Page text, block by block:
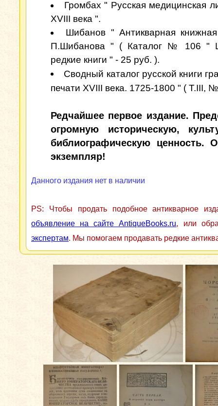
Громбах " Русская медицинская
XVIII века ".
Шибанов " Антикварная книжная
П.Шибанова " ( Каталог № 106 "
редкие книги " - 25 руб. ).
Сводный каталог русской книги
печати XVIII века. 1725-1800 " ( Т.III,
Редчайшее первое издание.
огромную историческую,
библиографическую ценность.
экземпляр!
Данного издания нет в наличии
PS: Чтобы продать подобное антикварное
объявление на сайте AntiqueBooks.ru, или
экспертам. Мы помогаем продавать редкие